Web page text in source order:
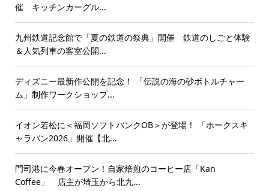
催 キッチンカーグル...
九州鉄道記念館で「夏の鉄道の祭典」開催 鉄道のしごと体験
＆人気列車の客室公開...
ディズニー最新作公開を記念！ 「伝説の海の砂ボトルチャー
ム」制作ワークショップ...
イオン若松に＜福岡ソフトバンクOB＞が登場！ 「ホークスキ
ャラバン2026」開催【北...
門司港に今春オープン！自家焙煎のコーヒー店「Kan
Coffee」 店主が埼玉から北九...